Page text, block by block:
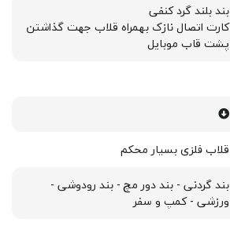
بند بلند گرد کنفی
کارت اتصال نازک بهمراه قلاب جهت گذاشتن
پشت قاب موبایل
قلاب فلزی بسیار محکم
بند گردنی - بند دور مچ - بند رودوشی -
ورزشی - کمپ و سفر